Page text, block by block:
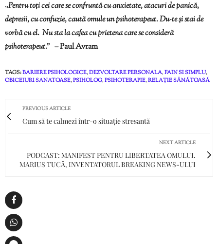
„Pentru toți cei care se confruntă cu anxietate, atacuri de panică,
depresii, cu confuzie, caută omule un psihoterapeut. Du-te și stai de
vorbă cu el. Nu sta la cafea cu prietena care se consideră
psihoterapeut.” –Paul Avram
TAGS:BARIERE PSIHOLOGICE,DEZVOLTARE PERSONALA,FAIN SI SIMPLU,
OBICEIURI SANATOASE,PSIHOLOG,PSIHOTERAPIE,RELAȚIE SĂNĂTOASĂ
PREVIOUS ARTICLE
Cum să te calmezi într-o situație stresantă
NEXT ARTICLE
PODCAST: MANIFEST PENTRU LIBERTATEA OMULUI.
MARIUS TUCĂ, INVENTATORUL BREAKING NEWS-ULUI